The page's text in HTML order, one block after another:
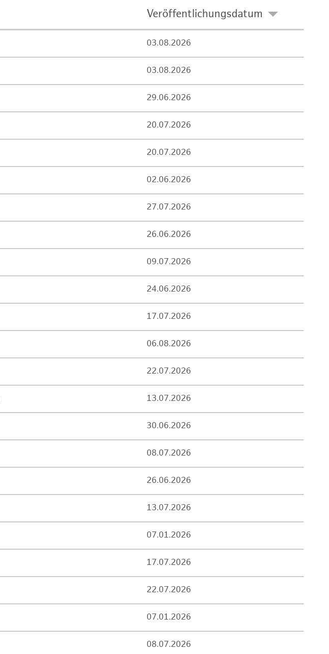
Veröffentlichungsdatum
03.08.2026
03.08.2026
29.06.2026
20.07.2026
20.07.2026
02.06.2026
27.07.2026
26.06.2026
09.07.2026
24.06.2026
17.07.2026
06.08.2026
22.07.2026
13.07.2026
30.06.2026
08.07.2026
26.06.2026
13.07.2026
07.01.2026
17.07.2026
22.07.2026
07.01.2026
08.07.2026